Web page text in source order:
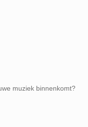
muziek binnenkomt?